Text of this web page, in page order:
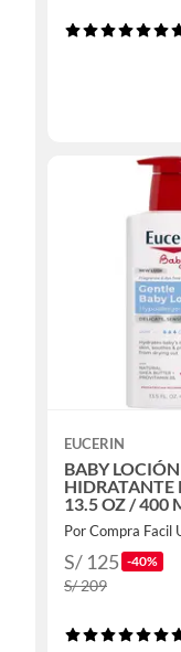
EUCERIN
BABY LOCIÓN
HIDRATANTE
13.5 OZ / 400
Por Compra Facil
S/ 125 -40%
S/ 209